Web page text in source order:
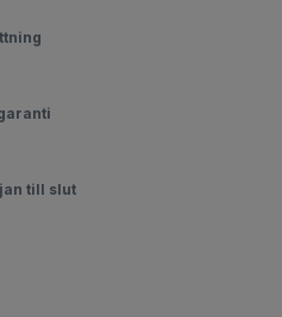
till slut